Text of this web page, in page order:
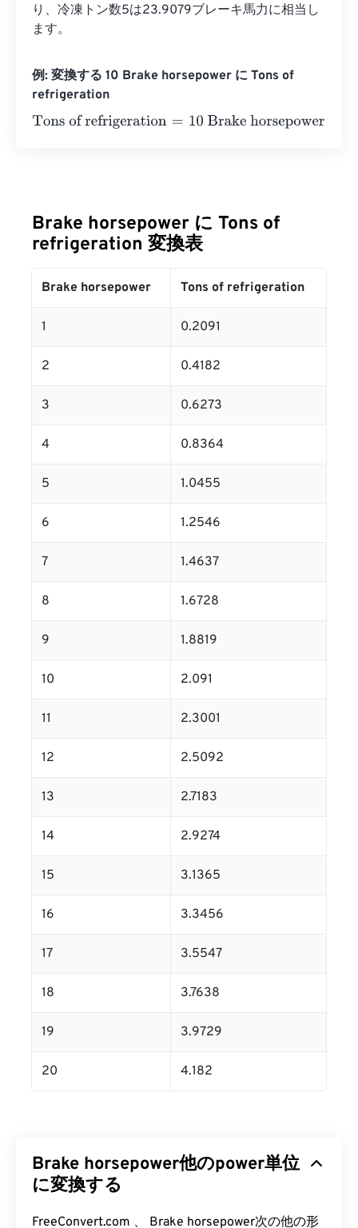
り、冷凍トン数5は23.9079ブレーキ馬力に相当し
ます。
例: 変換する 10 Brake horsepower に Tons of
refrigeration
Tons of refrigeration=10 Brake horsepower×0.2091
Brake horsepower に Tons of
refrigeration 変換表
Brake horsepower Tons of refrigeration
1 0.2091
2 0.4182
3 0.6273
4 0.8364
5 1.0455
6 1.2546
7 1.4637
8 1.6728
9 1.8819
10 2.091
11 2.3001
12 2.5092
13 2.7183
14 2.9274
15 3.1365
16 3.3456
17 3.5547
18 3.7638
19 3.9729
20 4.182
Brake horsepower他のpower単位
に変換する
FreeConvert.com 、 Brake horsepower次の他の形